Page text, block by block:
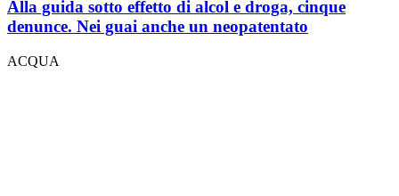
Alla guida sotto effetto di alcol e droga, cinque
denunce. Nei guai anche un neopatentato
ACQUA